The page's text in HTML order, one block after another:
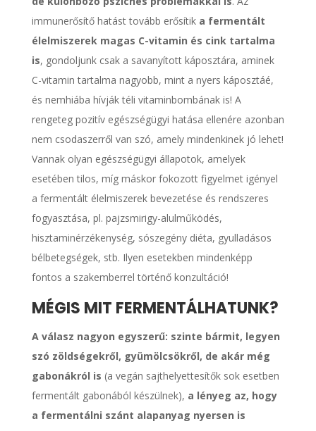
immunerősítő hatást tovább erősítik a fermentált
élelmiszerek magas C-vitamin és cink tartalma
is, gondoljunk csak a savanyított káposztára, aminek
C-vitamin tartalma nagyobb, mint a nyers káposztáé,
és nemhiába hívják téli vitaminbombának is! A
rengeteg pozitív egészségügyi hatása ellenére azonban
nem csodaszerről van szó, amely mindenkinek jó lehet!
Vannak olyan egészségügyi állapotok, amelyek
esetében tilos, míg máskor fokozott figyelmet igényel
a fermentált élelmiszerek bevezetése és rendszeres
fogyasztása, pl. pajzsmirigy-alulműködés,
hisztaminérzékenység, sószegény diéta, gyulladásos
bélbetegségek, stb. Ilyen esetekben mindenképp
fontos a szakemberrel történő konzultáció!
MÉGIS MIT FERMENTÁLHATUNK?
A válasz nagyon egyszerű: szinte bármit, legyen
szó zöldségekről, gyümölcsökről, de akár még
gabonákról is (a vegán sajthelyettesítők sok esetben
fermentált gabonából készülnek), a lényeg az, hogy
a fermentálni szánt alapanyag nyersen is